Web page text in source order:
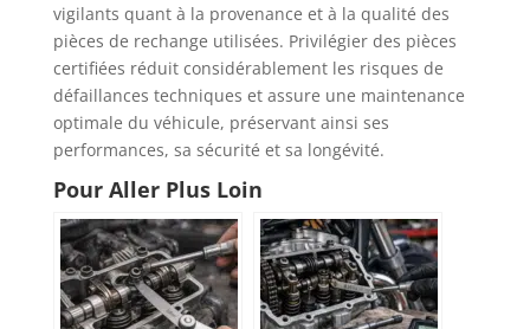
vigilants quant à la provenance et à la qualité des
pièces de rechange utilisées. Privilégier des pièces
certifiées réduit considérablement les risques de
défaillances techniques et assure une maintenance
optimale du véhicule, préservant ainsi ses
performances, sa sécurité et sa longévité.
Pour Aller Plus Loin